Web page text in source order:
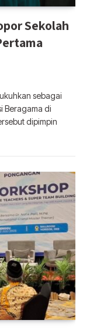
Sekolah
sebagai
Beragama di
dipimpin